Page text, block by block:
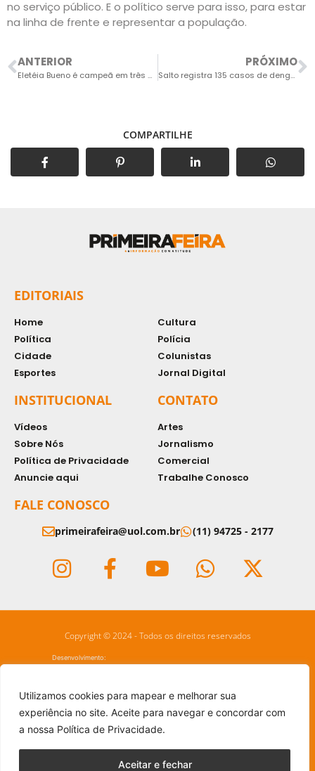
Utilizamos cookies para mapear e melhorar sua
experiência no site. Aceite para navegar e concordar com
a nossa Política de Privacidade.
Aceitar e fechar
no serviço público. E o político serve para isso, para estar
na linha de frente e representar a população.
ANTERIOR
Eletéia Bueno é campeã em três modalidades no Campeonato de Powerlifting
PRÓXIMO
Salto registra 135 casos de dengue em três meses e bairros Salto de São José e São Pedro e São Paulo preocupam mais
COMPARTILHE
EDITORIAIS
Home
Política
Cidade
Esportes
Cultura
Polícia
Colunistas
Jornal Digital
INSTITUCIONAL
Vídeos
Sobre Nós
Política de Privacidade
Anuncie aqui
CONTATO
Artes
Jornalismo
Comercial
Trabalhe Conosco
FALE CONOSCO
primeirafeira@uol.com.br (11) 94725 - 2177
Copyright © 2024 - Todos os direitos reservados
Desenvolvimento: